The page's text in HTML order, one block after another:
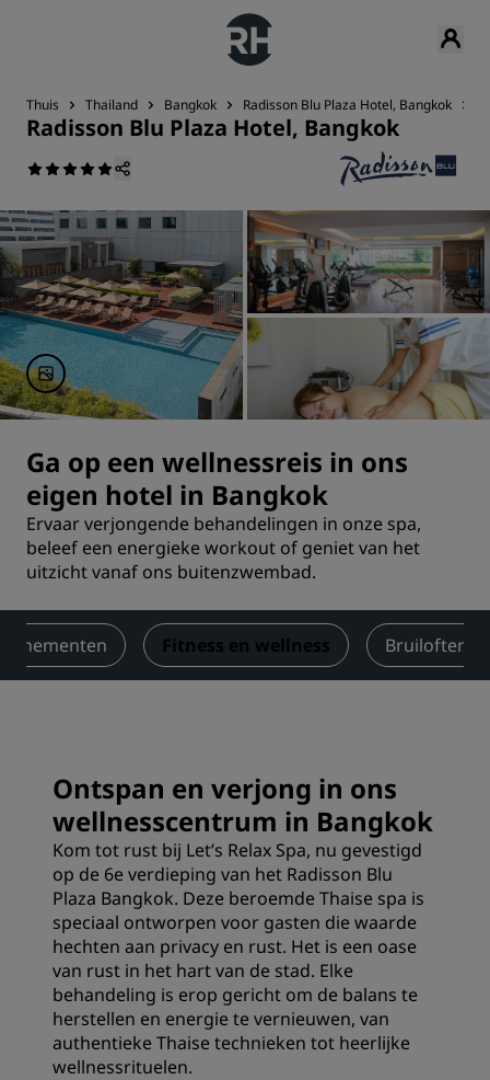
Thuis Thailand Bangkok Radisson Blu Plaza Hotel, Bangkok
Radisson Blu Plaza Hotel, Bangkok
Ga op een wellnessreis in ons
eigen hotel in Bangkok
Ervaar verjongende behandelingen in onze spa,
beleef een energieke workout of geniet van het
uitzicht vanaf ons buitenzwembad.
Fitness en wellness Bruiloften
Ontspan en verjong in ons
wellnesscentrum in Bangkok
Kom tot rust bij Let’s Relax Spa, nu gevestigd
op de 6e verdieping van het Radisson Blu
Plaza Bangkok. Deze beroemde Thaise spa is
speciaal ontworpen voor gasten die waarde
hechten aan privacy en rust. Het is een oase
van rust in het hart van de stad. Elke
behandeling is erop gericht om de balans te
herstellen en energie te vernieuwen, van
authentieke Thaise technieken tot heerlijke
wellnessrituelen.